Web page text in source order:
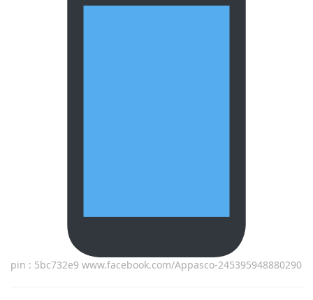
pin : 5bc732e9 www.facebook.com/Appasco-245395948880290